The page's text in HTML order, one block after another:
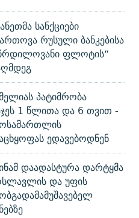
სანქციები
რუსული ბანკებისა
ფლოტის“
პატიმრობა
1 წლითა და 6 თვით -
ედავებოდნენ
დაადასტურა დარტყმა
და უფის